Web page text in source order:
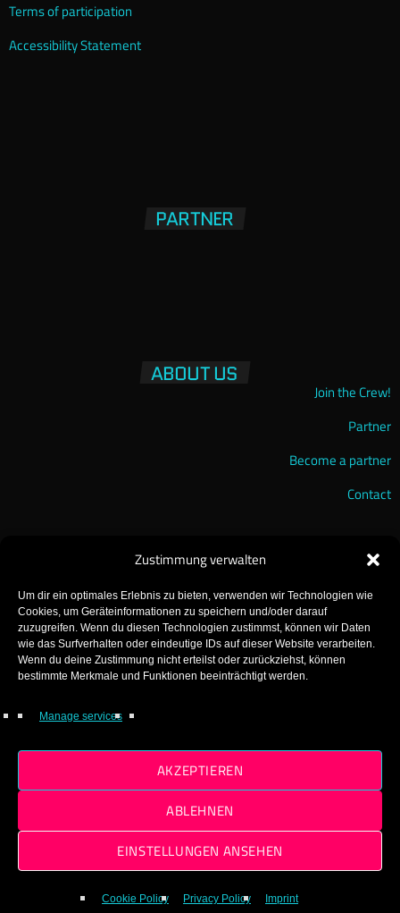
Zustimmung verwalten
Um dir ein optimales Erlebnis zu bieten, verwenden wir Technologien wie
Cookies, um Geräteinformationen zu speichern und/oder darauf
zuzugreifen. Wenn du diesen Technologien zustimmst, können wir Daten
wie das Surfverhalten oder eindeutige IDs auf dieser Website verarbeiten.
Wenn du deine Zustimmung nicht erteilst oder zurückziehst, können
bestimmte Merkmale und Funktionen beeinträchtigt werden.
Manage services
AKZEPTIEREN
ABLEHNEN
EINSTELLUNGEN ANSEHEN
Cookie Policy Privacy Policy Imprint
Terms of participation
Accessibility Statement
PARTNER
ABOUT US
Join the Crew!
Partner
Become a partner
Contact
GearFM – The Gearhead Radio!